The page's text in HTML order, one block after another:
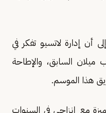
أن إدارة لاتسيو تفكر في
ميلان السابق، والإطاحة
هذا الموسم.
مع إنزاجي في السنوات